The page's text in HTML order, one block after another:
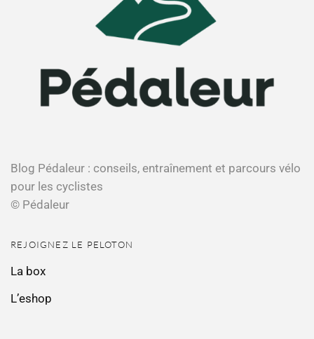
Blog Pédaleur : conseils, entraînement et parcours vélo
pour les cyclistes
© Pédaleur
REJOIGNEZ LE PELOTON
La box
L’eshop